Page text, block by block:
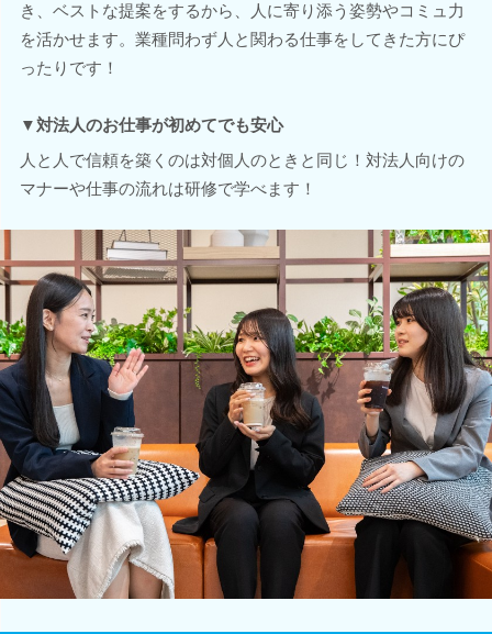
き、ベストな提案をするから、人に寄り添う姿勢やコミュ力
を活かせます。業種問わず人と関わる仕事をしてきた方にぴ
ったりです！
▼対法人のお仕事が初めてでも安心
人と人で信頼を築くのは対個人のときと同じ！対法人向けの
マナーや仕事の流れは研修で学べます！